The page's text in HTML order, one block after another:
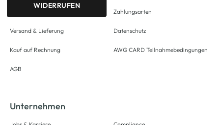
WIDERRUFEN
Versand & Lieferung
Kauf auf Rechnung
AGB
Zahlungsarten
Datenschutz
AWG CARD Teilnahmebedingungen
Unternehmen